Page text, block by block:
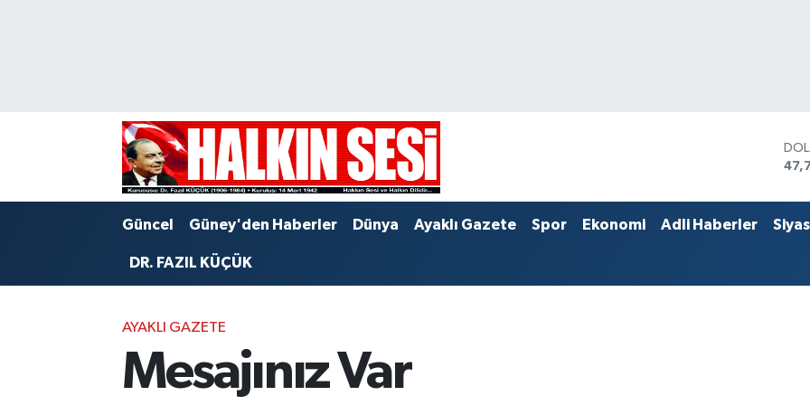
Güncel Güney'den Haberler Dünya Ayaklı Gazete Spor Ekonomi Adli Haberler
DR. FAZIL KÜÇÜK
AYAKLI GAZETE
Mesajınız Var
Trafik Durumu
Puan Durumu ve Fikstür